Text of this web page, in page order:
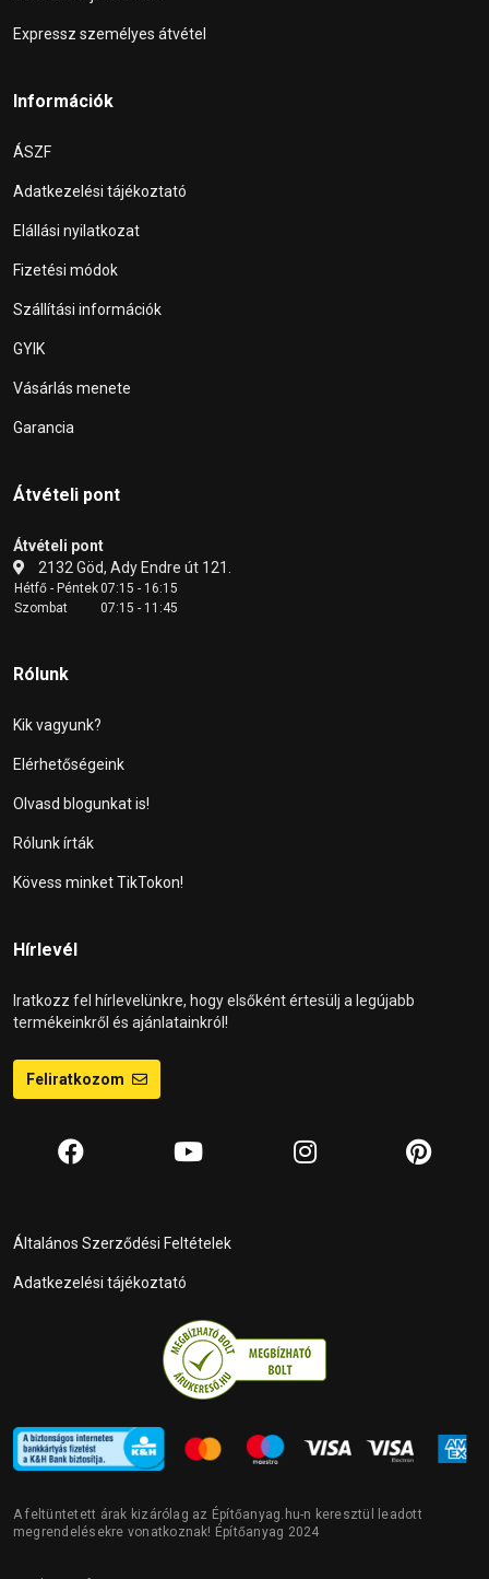
Expressz személyes átvétel
Információk
ÁSZF
Adatkezelési tájékoztató
Elállási nyilatkozat
Fizetési módok
Szállítási információk
GYIK
Vásárlás menete
Garancia
Átvételi pont
Átvételi pont
2132 Göd, Ady Endre út 121.
Hétfő - Péntek07:15 - 16:15
Szombat
07:15 - 11:45
Rólunk
Kik vagyunk?
Elérhetőségeink
Olvasd blogunkat is!
Rólunk írták
Kövess minket TikTokon!
Hírlevél
Iratkozz fel hírlevelünkre, hogy elsőként értesülj a legújabb
termékeinkről és ajánlatainkról!
Feliratkozom
Általános Szerződési Feltételek
Adatkezelési tájékoztató
A feltüntetett árak kizárólag az Építőanyag.hu-n keresztül leadott
megrendelésekre vonatkoznak! Építőanyag 2024